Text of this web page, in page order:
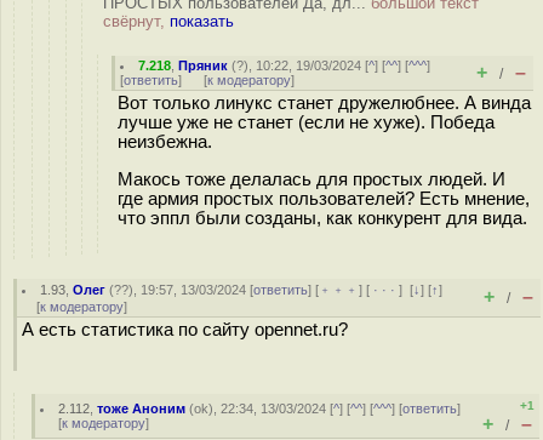
свёрнут, показать
7.218 ,Пряник (?), 10:22, 19/03/2024 [^] [^^] [^^^]
[ответить] [к модератору] + / –
Вот только линукс станет дружелюбнее. А винда
лучше уже не станет (если не хуже). Победа
неизбежна.
Макось тоже делалась для простых людей. И
где армия простых пользователей? Есть мнение,
что эппл были созданы, как конкурент для вида.
1.93 ,Олег (??), 19:57, 13/03/2024 [ответить] [ ﹢﹢﹢] [ · · ·][↓] [↑]
[к модератору] + / –
А есть статистика по сайту opennet.ru?
2.112 ,тоже Аноним (ok), 22:34, 13/03/2024 [^] [^^] [^^^] [ответить]
[к модератору]
+1
+ / –